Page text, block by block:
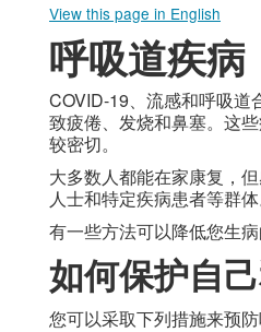
View this page in English
呼吸道疾病
COVID-19、流感和呼吸道
致疲倦、发烧和鼻塞。这
较密切。
大多数人都能在家康复，
人士和特定疾病患者等群体
有一些方法可以降低您生
如何保护自
您可以采取下列措施来预